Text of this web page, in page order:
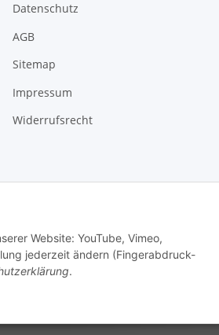
Website: YouTube, Vimeo,
jederzeit ändern (Fingerabdruck-
.
Datenschutz
AGB
Sitemap
Impressum
Widerrufsrecht